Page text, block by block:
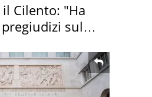
Cilento: "Ha
sul